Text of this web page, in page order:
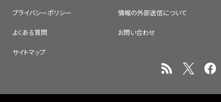
プライバシーポリシー 情報の外部送信について
よくある質問 お問い合わせ
サイトマップ